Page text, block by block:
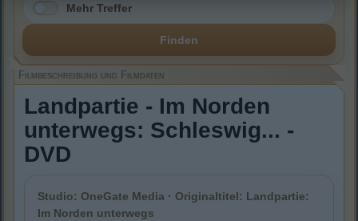
Mehr Treffer
Finden
Filmbeschreibung und Filmdaten
Landpartie - Im Norden
unterwegs: Schleswig... -
DVD
Studio: OneGate Media · Originaltitel: Landpartie:
Im Norden unterwegs